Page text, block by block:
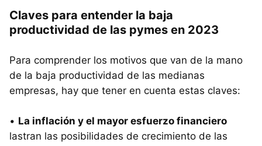
Claves para entender la baja
productividad de las pymes en 2023
Para comprender los motivos que van de la mano
de la baja productividad de las medianas
empresas, hay que tener en cuenta estas claves:
• La inflación y el mayor esfuerzo financiero
lastran las posibilidades de crecimiento de las